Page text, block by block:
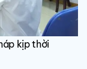
kịp thời